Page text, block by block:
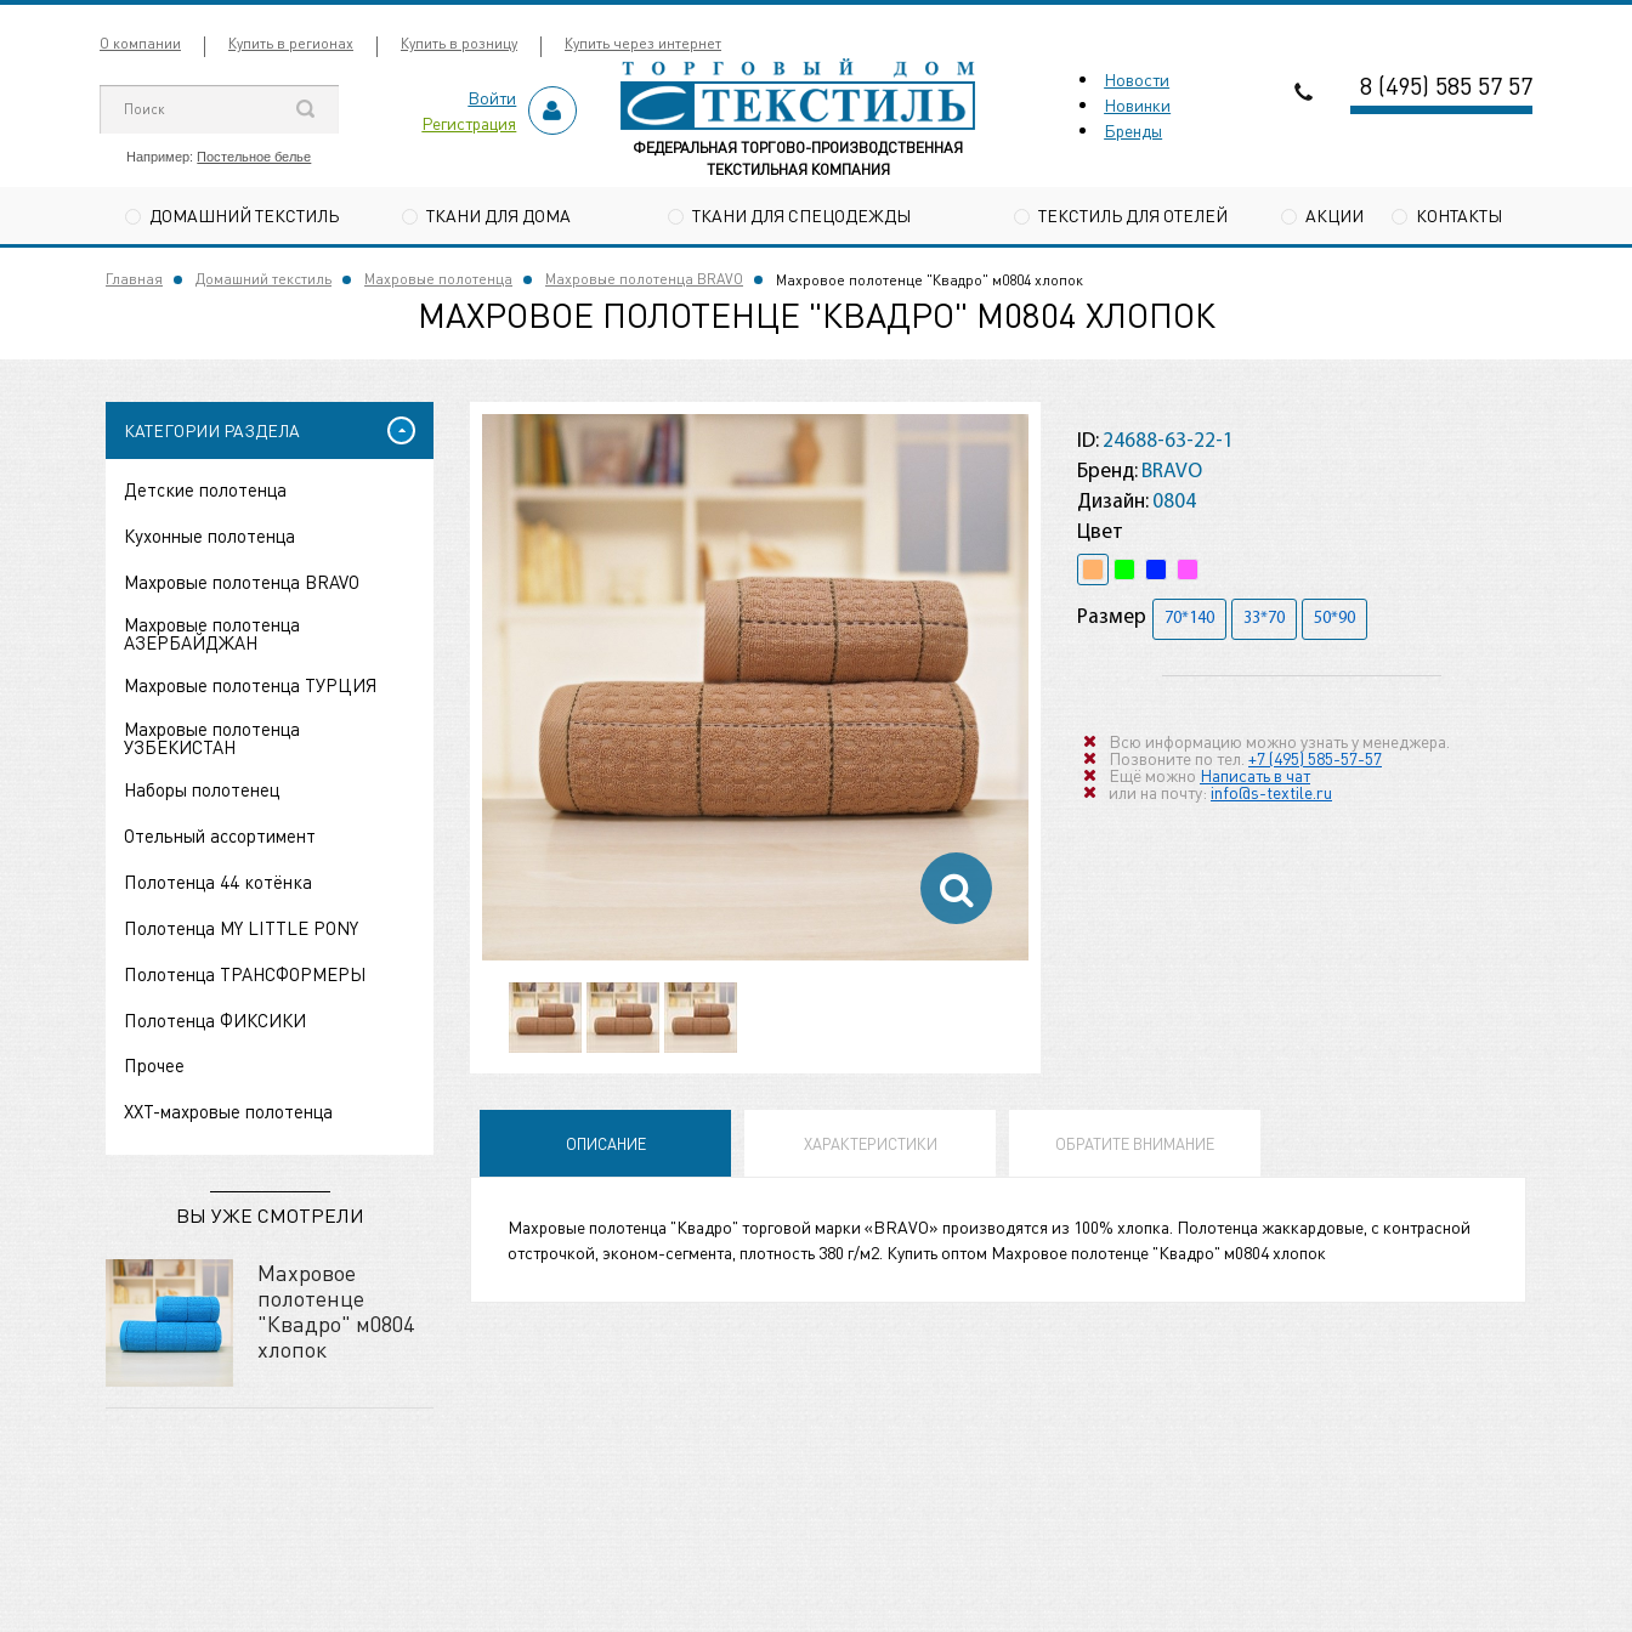
О компании Купить в регионах Купить в розницу Купить через интернет
Например: Постельное белье
Войти
Регистрация
ФЕДЕРАЛЬНАЯ ТОРГОВО-ПРОИЗВОДСТВЕННАЯ
ТЕКСТИЛЬНАЯ КОМПАНИЯ
Новости
Новинки
Бренды
8 (495) 585 57 57
ДОМАШНИЙ ТЕКСТИЛЬ ТКАНИ ДЛЯ ДОМА ТКАНИ ДЛЯ СПЕЦОДЕЖДЫ ТЕКСТИЛЬ ДЛЯ ОТЕЛЕЙ АКЦИИ КОНТАКТЫ
Главная Домашний текстиль Махровые полотенца Махровые полотенца BRAVO Махровое полотенце "Квадро" м0804 хлопок
МАХРОВОЕ ПОЛОТЕНЦЕ "КВАДРО" М0804 ХЛОПОК
КАТЕГОРИИ РАЗДЕЛА
Детские полотенца
Кухонные полотенца
Махровые полотенца BRAVO
Махровые полотенца
АЗЕРБАЙДЖАН
Махровые полотенца ТУРЦИЯ
Махровые полотенца
УЗБЕКИСТАН
Наборы полотенец
Отельный ассортимент
Полотенца 44 котёнка
Полотенца MY LITTLE PONY
Полотенца ТРАНСФОРМЕРЫ
Полотенца ФИКСИКИ
Прочее
ХХТ-махровые полотенца
ВЫ УЖЕ СМОТРЕЛИ
Махровое
полотенце
"Квадро" м0804
хлопок
ID: 24688-63-22-1
Бренд: BRAVO
Дизайн: 0804
Цвет
Размер 70*140 33*70 50*90
Всю информацию можно узнать у менеджера.
Позвоните по тел. +7 (495) 585-57-57
Ещё можно Написать в чат
или на почту: info@s-textile.ru
ОПИСАНИЕ ХАРАКТЕРИСТИКИ ОБРАТИТЕ ВНИМАНИЕ
Махровые полотенца "Квадро" торговой марки «BRAVO» производятся из 100% хлопка. Полотенца жаккардовые, с контрасной
отстрочкой, эконом-сегмента, плотность 380 г/м2. Купить оптом Махровое полотенце "Квадро" м0804 хлопок